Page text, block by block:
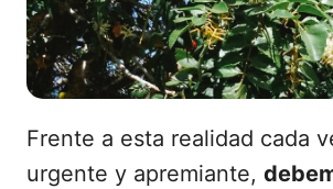
Frente a esta realidad cada
urgente y apremiante,